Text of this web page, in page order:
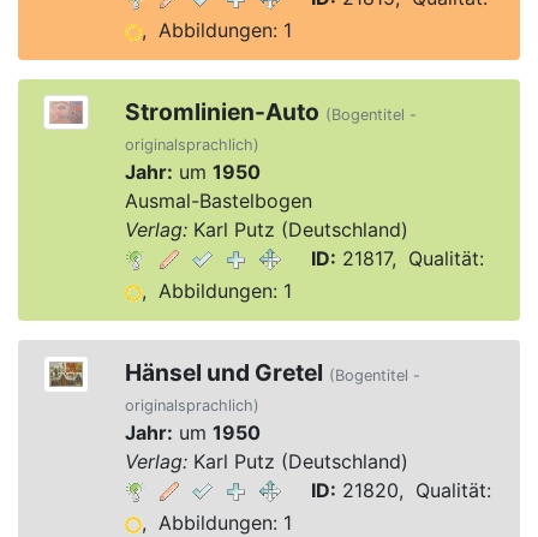
, Abbildungen: 1
Stromlinien-Auto (Bogentitel -
originalsprachlich)
Jahr: um 1950
Ausmal-Bastelbogen
Verlag:Karl Putz (Deutschland)
ID: 21817, Qualität:
, Abbildungen: 1
Hänsel und Gretel (Bogentitel -
originalsprachlich)
Jahr: um 1950
Verlag:Karl Putz (Deutschland)
ID: 21820, Qualität:
, Abbildungen: 1